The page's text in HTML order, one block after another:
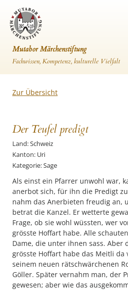
Mutabor Märchenstiftung
Fachwissen, Kompetenz, kulturelle Vielfalt
Zur Übersicht
Der Teufel predigt
Land: Schweiz
Kanton: Uri
Kategorie: Sage
Als einst ein Pfarrer unwohl war,
anerbot sich, für ihn die Predigt
nahm das Anerbieten freudig an,
betrat die Kanzel. Er wetterte
Frage, ob sie wohl wüssten, wer
grösste Hoffart habe. Alle
Dame, die unter ihnen sass. Aber
grösste Hoffart habe das Meitli
seinem neuen rätschwärchenen
Göller. Später vernahm man, der
gewesen; aber wie das